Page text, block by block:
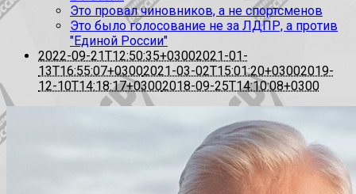
Это провал чиновников, а не спортсменов
Это было голосование не за ЛДПР, а против
"Единой России"
2022-09-21T12:50:35+03002021-01-
13T16:55:07+03002021-03-02T15:01:20+03002019-
12-10T14:18:17+03002018-09-25T14:10:08+0300